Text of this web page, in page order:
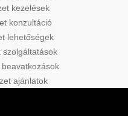
kezelések
konzultáció
lehetőségek
szolgáltatások
ajánlatok